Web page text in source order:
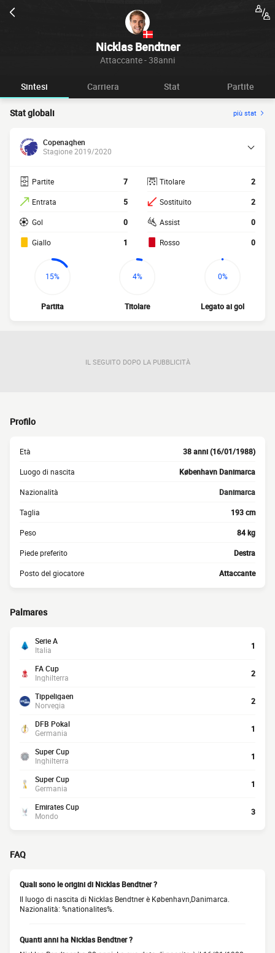
Nicklas Bendtner
Attaccante - 38anni
Sintesi Carriera Stat Partite
Stat globali più stat
Copenaghen
Stagione 2019/2020
Partite 7
Entrata 5
Gol 0
Giallo 1
Titolare 2
Sostituito 2
Assist 0
Rosso 0
15%
Partita
4%
Titolare
0%
Legato ai gol
IL SEGUITO DOPO LA PUBBLICITÀ
Profilo
Età 38 anni (16/01/1988)
Luogo di nascita København Danimarca
Nazionalità Danimarca
Taglia 193 cm
Peso 84 kg
Piede preferito Destra
Posto del giocatore Attaccante
Palmares
Serie A
Italia
1
FA Cup
Inghilterra
2
Tippeligaen
Norvegia
2
DFB Pokal
Germania
1
Super Cup
Inghilterra
1
Super Cup
Germania
1
Emirates Cup
Mondo
3
FAQ
Quali sono le origini di Nicklas Bendtner ?
Il luogo di nascita di Nicklas Bendtner è København,Danimarca.
Nazionalità: %nationalites%.
Quanti anni ha Nicklas Bendtner ?